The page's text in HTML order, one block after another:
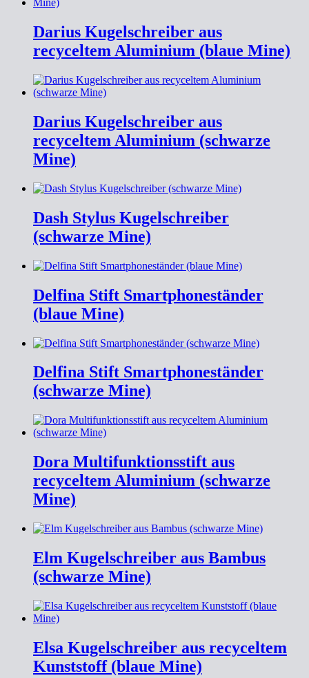
Darius Kugelschreiber aus
recyceltem Aluminium (blaue Mine)
Darius Kugelschreiber aus
recyceltem Aluminium (schwarze
Mine)
Dash Stylus Kugelschreiber
(schwarze Mine)
Delfina Stift Smartphoneständer
(blaue Mine)
Delfina Stift Smartphoneständer
(schwarze Mine)
Dora Multifunktionsstift aus
recyceltem Aluminium (schwarze
Mine)
Elm Kugelschreiber aus Bambus
(schwarze Mine)
Elsa Kugelschreiber aus recyceltem
Kunststoff (blaue Mine)